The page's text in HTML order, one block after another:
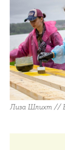
Лиза Шлихт //